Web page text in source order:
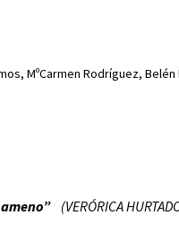
MºCarmen Rodríguez,
(VERÓRICA